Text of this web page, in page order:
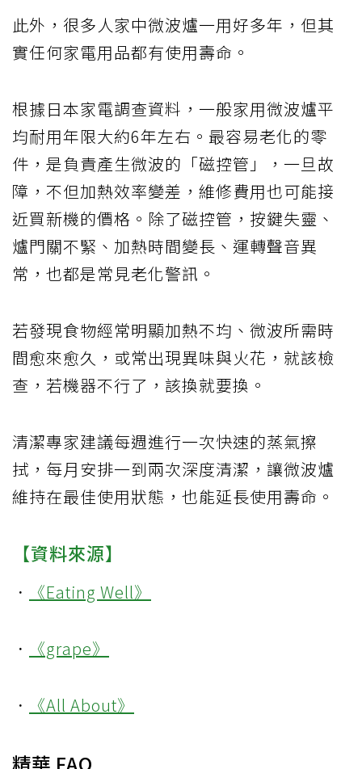
此外，很多人家中微波爐一用好多年，但其
實任何家電用品都有使用壽命。
根據日本家電調查資料，一般家用微波爐平
均耐用年限大約6年左右。最容易老化的零
件，是負責產生微波的「磁控管」，一旦故
障，不但加熱效率變差，維修費用也可能接
近買新機的價格。除了磁控管，按鍵失靈、
爐門關不緊、加熱時間變長、運轉聲音異
常，也都是常見老化警訊。
若發現食物經常明顯加熱不均、微波所需時
間愈來愈久，或常出現異味與火花，就該檢
查，若機器不行了，該換就要換。
清潔專家建議每週進行一次快速的蒸氣擦
拭，每月安排一到兩次深度清潔，讓微波爐
維持在最佳使用狀態，也能延長使用壽命。
【資料來源】
． 《Eating Well》
． 《grape》
． 《All About》
精華 FAQ